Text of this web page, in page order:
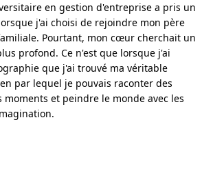
en gestion d'entreprise a pris un
j'ai choisi de rejoindre mon père
Pourtant, mon cœur cherchait un
profond. Ce n'est que lorsque j'ai
que j'ai trouvé ma véritable
par lequel je pouvais raconter des
moments et peindre le monde avec les